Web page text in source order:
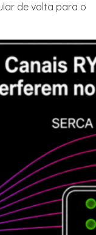
de volta para o